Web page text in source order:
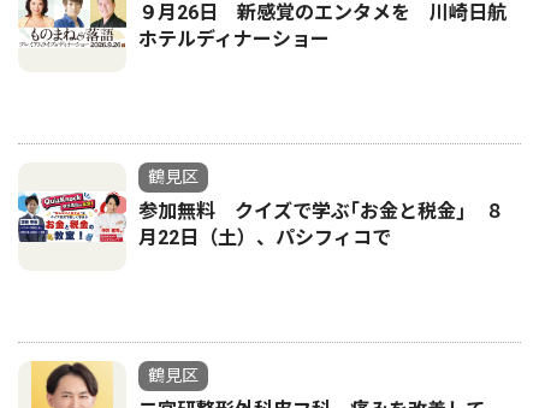
９月26日 新感覚のエンタメを 川崎日航
ホテルディナーショー
鶴見区
参加無料 クイズで学ぶ｢お金と税金｣ ８
月22日（土）、パシフィコで
鶴見区